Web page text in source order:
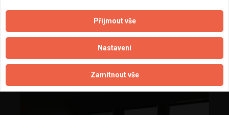
kompletní rekonstrukce bytu 3+1 - otopné těleso
Přijmout vše
Nastavení
Zamítnout vše